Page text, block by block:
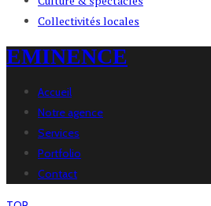
Collectivités locales
EMINENCE
Accueil
Notre agence
Services
Portfolio
Contact